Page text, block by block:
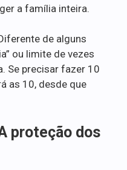
a família inteira.
de alguns
ou limite de vezes
Se precisar fazer 10
as 10, desde que
proteção dos